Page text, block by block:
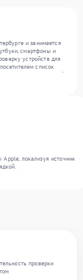
и занимается
смартфоны и
устройств для
список
с заменой
подтверждается
проверки
локализуя источник